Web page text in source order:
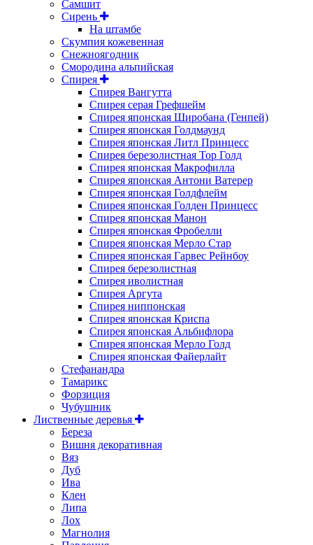
Самшит
Сирень
На штамбе
Скумпия кожевенная
Снежноягодник
Смородина альпийская
Спирея
Спирея Вангутта
Спирея серая Грефшейм
Спирея японская Широбана (Генпей)
Спирея японская Голдмаунд
Спирея японская Литл Принцесс
Спирея березолистная Тор Голд
Спирея японская Макрофилла
Спирея японская Антони Ватерер
Спирея японская Голдфлейм
Спирея японская Голден Принцесс
Спирея японская Манон
Спирея японская Фробелли
Спирея японская Мерло Стар
Спирея японская Гарвес Рейнбоу
Спирея березолистная
Спирея иволистная
Спирея Аргута
Спирея ниппонская
Спирея японская Криспа
Спирея японская Альбифлора
Спирея японская Мерло Голд
Спирея японская Файерлайт
Стефанандра
Тамарикс
Форзиция
Чубушник
Лиственные деревья
Береза
Вишня декоративная
Вяз
Дуб
Ива
Клен
Липа
Лох
Магнолия